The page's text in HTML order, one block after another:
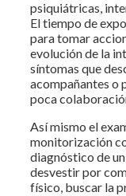
psiquiátricas,
El tiempo de
para tomar
evolución de la
síntomas que
acompañantes o
poca
Así mismo el
monitorización
diagnóstico de
desvestir por
físico, buscar la